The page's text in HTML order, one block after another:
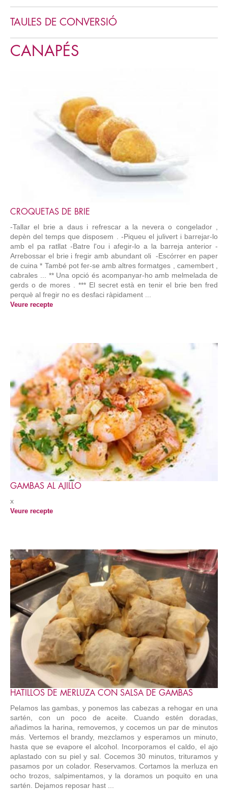
TAULES DE CONVERSIÓ
CANAPÉS
CROQUETAS DE BRIE
-Tallar el brie a daus i refrescar a la nevera o congelador ,
depèn del temps que disposem . -Piqueu el julivert i barrejar-lo
amb el pa ratllat -Batre l'ou i afegir-lo a la barreja anterior -
Arrebossar el brie i fregir amb abundant oli -Escórrer en paper
de cuina * També pot fer-se amb altres formatges , camembert ,
cabrales ... ** Una opció és acompanyar-ho amb melmelada de
gerds o de mores . *** El secret està en tenir el brie ben fred
perquè al fregir no es desfaci ràpidament ...
Veure recepte
GAMBAS AL AJILLO
x
Veure recepte
HATILLOS DE MERLUZA CON SALSA DE GAMBAS
Pelamos las gambas, y ponemos las cabezas a rehogar en una
sartén, con un poco de aceite. Cuando estén doradas,
añadimos la harina, removemos, y cocemos un par de minutos
más. Vertemos el brandy, mezclamos y esperamos un minuto,
hasta que se evapore el alcohol. Incorporamos el caldo, el ajo
aplastado con su piel y sal. Cocemos 30 minutos, trituramos y
pasamos por un colador. Reservamos. Cortamos la merluza en
ocho trozos, salpimentamos, y la doramos un poquito en una
sartén. Dejamos reposar hast ...